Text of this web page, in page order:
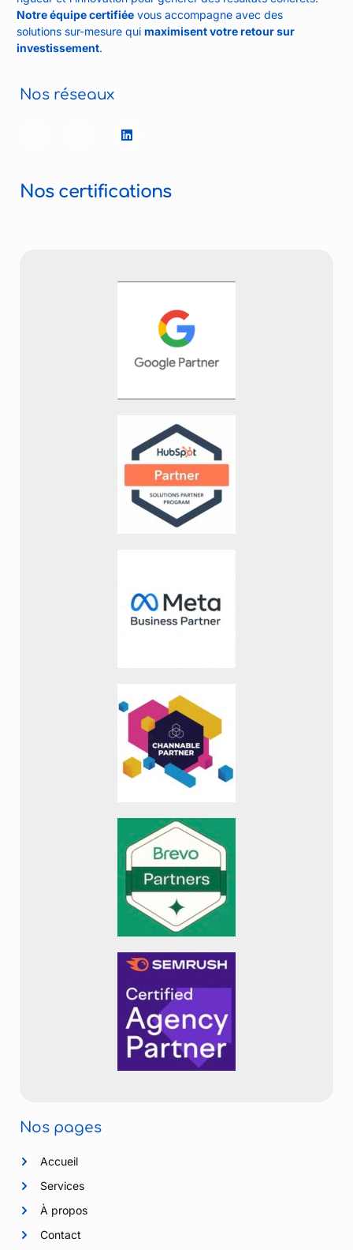
Notre équipe certifiée vous accompagne avec des
solutions sur-mesure qui maximisent votre retour sur
investissement.
Nos réseaux
Nos certifications
Nos pages
Accueil
Services
À propos
Contact